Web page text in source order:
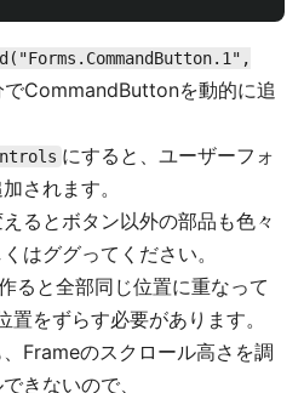
でCommandButtonを動的に追
にすると、ユーザーフォ
されます。
えるとボタン以外の部品も色々
はググってください。
ると全部同じ位置に重なって
置をずらす必要があります。
Frameのスクロール高さを調
きないので、